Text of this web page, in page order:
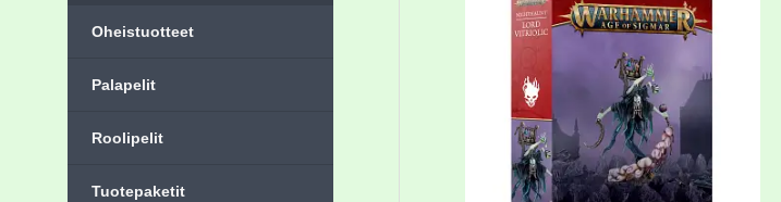
Oheistuotteet
Palapelit
Roolipelit
Tuotepaketit